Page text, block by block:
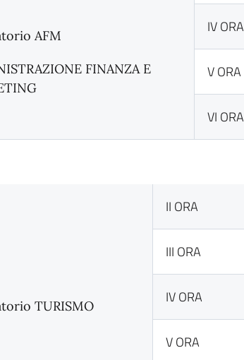
AFM
FINANZA E
IV ORA
V ORA
VI ORA
TURISMO
II ORA
III ORA
IV ORA
V ORA